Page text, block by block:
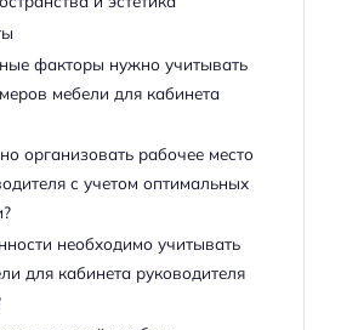
факторы нужно учитывать
мебели для кабинета
организовать рабочее место
с учетом оптимальных
необходимо учитывать
для кабинета руководителя